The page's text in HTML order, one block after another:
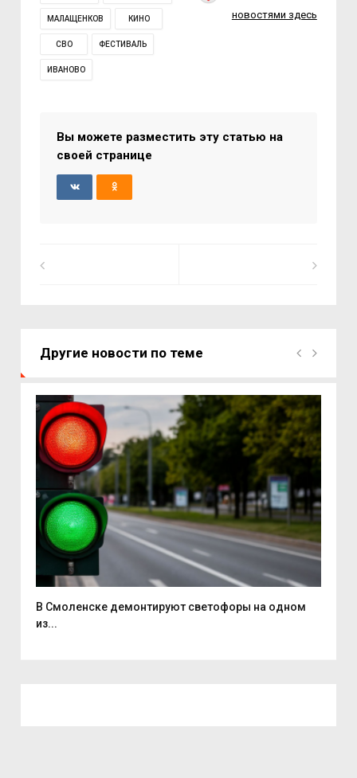
МАЛАЩЕНКОВ КИНО
СВО ФЕСТИВАЛЬ
ИВАНОВО
новостями здесь
Вы можете разместить эту статью на
своей странице
Другие новости по теме
В Смоленске демонтируют светофоры на одном
из...